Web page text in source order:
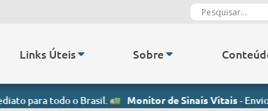
Links Úteis Sobre
o Brasil. Monitor de Sinais Vitais- Envio imediato